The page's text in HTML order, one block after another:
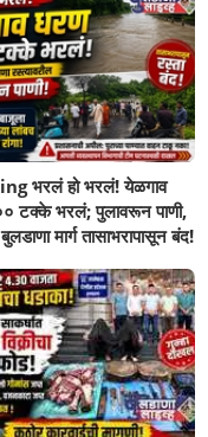
भरलं हो भरलं! येळगाव
टक्के भरलं; पुलावरून पाणी,
मार्ग तासाभरापासून बंद!